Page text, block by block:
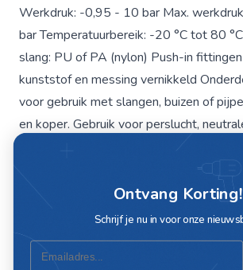
Werkdruk: -0,95 - 10 bar Max.
bar Temperatuurbereik: -20 °C tot 80
slang: PU of PA (nylon) Push-in
kunststof en messing vernikkeld
voor gebruik met slangen, buizen of
en koper. Gebruik voor perslucht,
Specificaties
Artikelnummer
Ontvang Korting!
Schrijf je nu in voor onze
Email